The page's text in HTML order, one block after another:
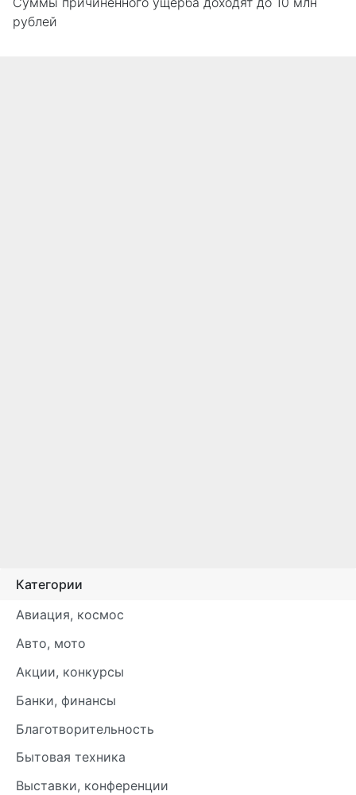
рублей
Категории
Авиация, космос
Авто, мото
Акции, конкурсы
Банки, финансы
Благотворительность
Бытовая техника
Выставки, конференции